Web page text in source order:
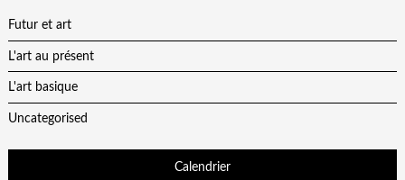
Futur et art
L'art au présent
L'art basique
Uncategorised
Calendrier